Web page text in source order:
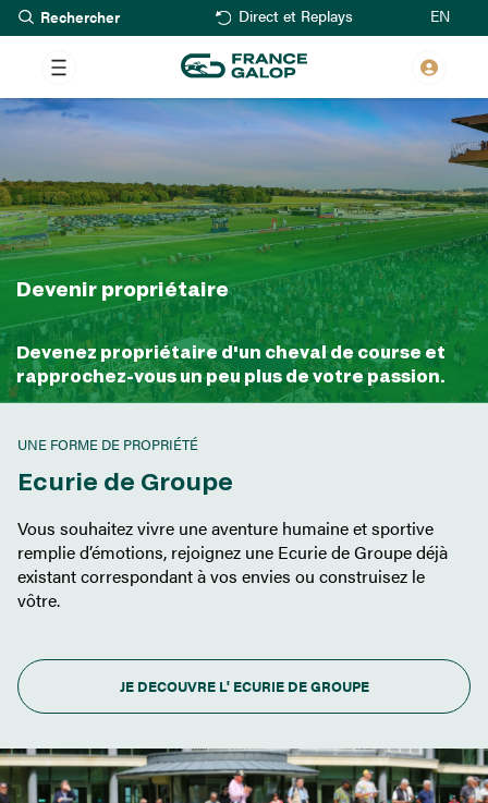
Aller
au
contenu
principal
Rechercher Direct et Replays EN
Devenir propriétaire
Devenez propriétaire d'un cheval de course et
rapprochez-vous un peu plus de votre passion.
UNE FORME DE PROPRIÉTÉ
Ecurie de Groupe
Vous souhaitez vivre une aventure humaine et sportive
remplie d’émotions, rejoignez une Ecurie de Groupe déjà
existant correspondant à vos envies ou construisez le
vôtre.
JE DECOUVRE L' ECURIE DE GROUPE